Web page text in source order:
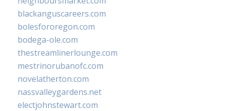
blackanguscareers.com
bolesfororegon.com
bodega-ole.com
thestreamlinerlounge.com
mestrinorubanofc.com
novelatherton.com
nassvalleygardens.net
electjohnstewart.com